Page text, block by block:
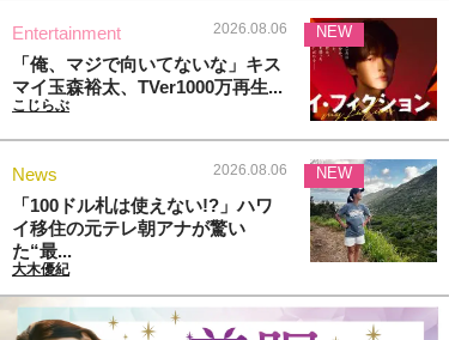
Entertainment 2026.08.06
「俺、マジで向いてないな」キス
マイ玉森裕太、TVer1000万再生...
こじらぶ
NEW
News 2026.08.06
「100ドル札は使えない!?」ハワ
イ移住の元テレ朝アナが驚い
た“最...
大木優紀
NEW